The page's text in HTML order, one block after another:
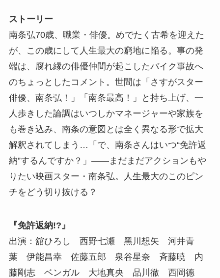
ストーリー
南条弘70歳、職業・俳優。めでたく古希を迎えた
が、この歳にして人生最大の窮地に陥る。事の発
端は、腐れ縁の俳優仲間が起こしたバイク事故へ
のちょっとしたコメント。世間は「さすがスター
俳優、南条弘！」「南条最高！」と持ち上げ、一
人歩きした論調はいつしかマネージャーや家族を
も巻き込み、南条の意図とは全く異なる形で拡大
解釈されてしまう…「で、南条さんはいつ“免許返
納”するんですか？」――まだまだアクションもや
りたい映画スター・南条弘。人生最大のこのピン
チをどう切り抜ける？
『免許返納!?』
出演：舘ひろし ⻄野七瀬 ⿊川想⽮ 河井⻘
葉 伊能昌幸 佐藤五郎 泉⾕星奈 ⻫藤暁 内
藤剛志 ベンガル ⼤地真央 品川徹 ⻄岡德